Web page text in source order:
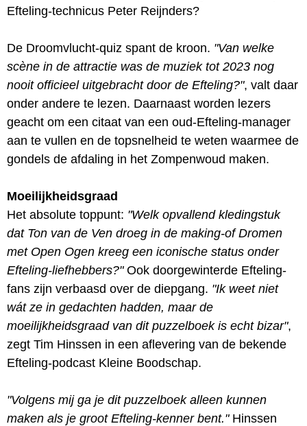
Efteling-technicus Peter Reijnders?
De Droomvlucht-quiz spant de kroon. "Van welke
scène in de attractie was de muziek tot 2023 nog
nooit officieel uitgebracht door de Efteling?", valt daar
onder andere te lezen. Daarnaast worden lezers
geacht om een citaat van een oud-Efteling-manager
aan te vullen en de topsnelheid te weten waarmee de
gondels de afdaling in het Zompenwoud maken.
Moeilijkheidsgraad
Het absolute toppunt: "Welk opvallend kledingstuk
dat Ton van de Ven droeg in de making-of Dromen
met Open Ogen kreeg een iconische status onder
Efteling-liefhebbers?"Ook doorgewinterde Efteling-
fans zijn verbaasd over de diepgang. "Ik weet niet
wát ze in gedachten hadden, maar de
moeilijkheidsgraad van dit puzzelboek is echt bizar",
zegt Tim Hinssen in een aflevering van de bekende
Efteling-podcast Kleine Boodschap.
"Volgens mij ga je dit puzzelboek alleen kunnen
maken als je groot Efteling-kenner bent."Hinssen